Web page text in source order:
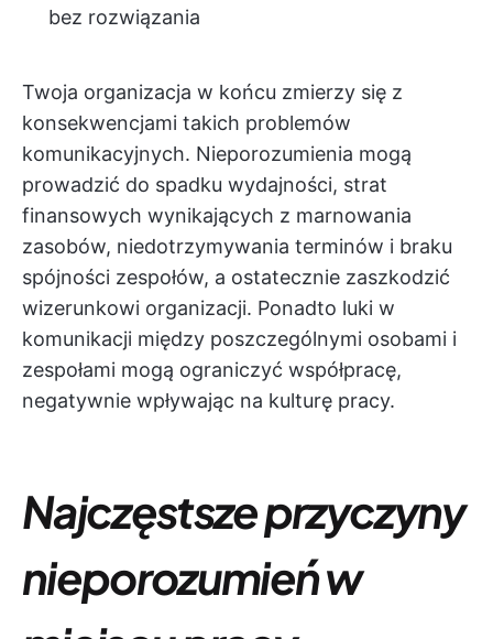
bez rozwiązania
Twoja organizacja w końcu zmierzy się z
konsekwencjami takich problemów
komunikacyjnych. Nieporozumienia mogą
prowadzić do spadku wydajności, strat
finansowych wynikających z marnowania
zasobów, niedotrzymywania terminów i braku
spójności zespołów, a ostatecznie zaszkodzić
wizerunkowi organizacji. Ponadto luki w
komunikacji między poszczególnymi osobami i
zespołami mogą ograniczyć współpracę,
negatywnie wpływając na kulturę pracy.
Najczęstsze przyczyny
nieporozumień w